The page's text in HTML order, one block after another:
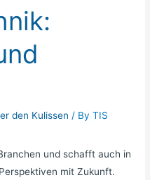
den Kulissen / ByTIS
und schafft auch in
mit Zukunft.